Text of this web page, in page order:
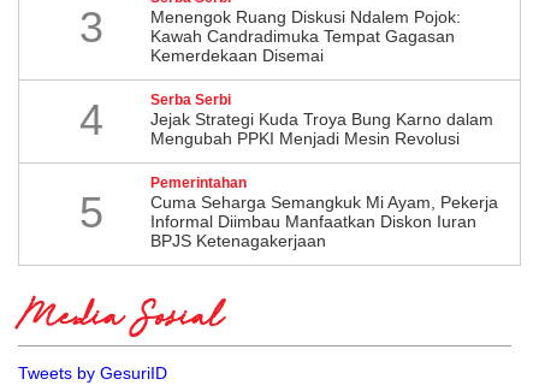
3
Menengok Ruang Diskusi Ndalem Pojok:
Kawah Candradimuka Tempat Gagasan
Kemerdekaan Disemai
4 Serba Serbi
Jejak Strategi Kuda Troya Bung Karno dalam
Mengubah PPKI Menjadi Mesin Revolusi
5
Pemerintahan
Cuma Seharga Semangkuk Mi Ayam, Pekerja
Informal Diimbau Manfaatkan Diskon Iuran
BPJS Ketenagakerjaan
Media Sosial
Tweets by GesuriID